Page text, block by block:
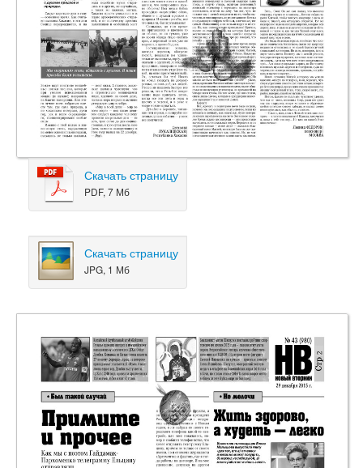
Скачать страницу
PDF, 7 Мб
Скачать страницу
JPG, 1 Мб